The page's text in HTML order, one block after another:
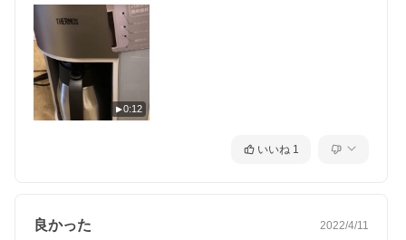
0:12
いいね 1
良かった 2022/4/11